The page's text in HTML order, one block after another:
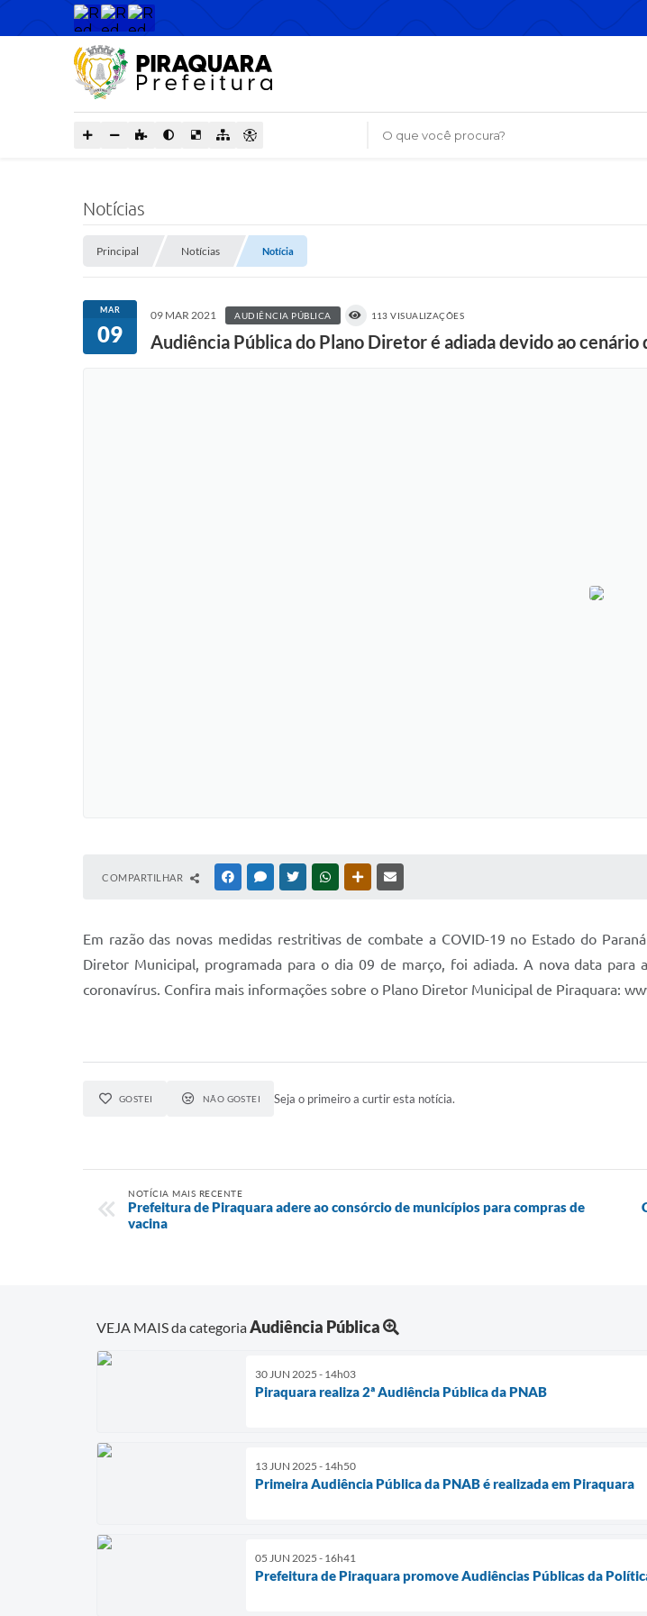
O que você procura?
Notícias
Principal Notícias Notícia
MAR
09
09 MAR 2021 AUDIÊNCIA PÚBLICA 113 VISUALIZAÇÕES
Audiência Pública do Plano Diretor é adiada devido ao cenário
COMPARTILHAR FACEBOOKMESSENGER
TWITTERWHATSAPPOUTRAS MÍDIAS
Em razão das novas medidas restritivas de combate a COVID-19 no Estado do
Diretor Municipal, programada para o dia 09 de março, foi adiada. A nova data
coronavírus. Confira mais informações sobre o Plano Diretor Municipal de Piraquara:
GOSTEI NÃO GOSTEI Seja o primeiro a curtir esta notícia.
NOTÍCIA MAIS RECENTE
Prefeitura de Piraquara adere ao consórcio de municípios para compras de
vacina
VEJA MAIS da categoriaAudiência Pública
30 JUN 2025 - 14h03
Piraquara realiza 2ª Audiência Pública da PNAB
13 JUN 2025 - 14h50
Primeira Audiência Pública da PNAB é realizada em Piraquara
05 JUN 2025 - 16h41
Prefeitura de Piraquara promove Audiências Públicas da